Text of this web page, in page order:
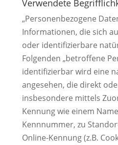
Verwendete
„Personenbezogene
Informationen, die sich
oder identifizierbare
Folgenden „betroffene
identifizierbar wird eine
angesehen, die direkt
insbesondere mittels
Kennung wie einem
Kennnummer, zu
Online-Kennung (z.B.